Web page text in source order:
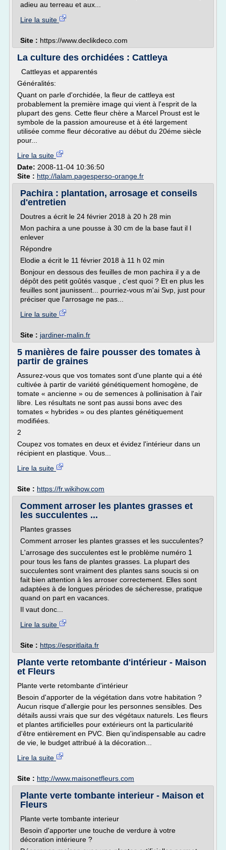
adieu au terreau et aux...
Lire la suite
Site : https://www.declikdeco.com
La culture des orchidées : Cattleya
Cattleyas et apparentés
Généralités:
Quant on parle d'orchidée, la fleur de cattleya est
probablement la première image qui vient à l'esprit de la
plupart des gens. Cette fleur chère a Marcel Proust est le
symbole de la passion amoureuse et à été largement
utilisée comme fleur décorative au début du 20éme siècle
pour...
Lire la suite
Date: 2008-11-04 10:36:50
Site : http://lalam.pagesperso-orange.fr
Pachira : plantation, arrosage et conseils
d'entretien
Doutres a écrit le 24 février 2018 à 20 h 28 min
Mon pachira a une pousse à 30 cm de la base faut il l
enlever
Répondre
Elodie a écrit le 11 février 2018 à 11 h 02 min
Bonjour en dessous des feuilles de mon pachira il y a de
dépôt des petit goûtés vasque , c'est quoi ? Et en plus les
feuilles sont jaunissent... pourriez-vous m'ai Svp, just pour
préciser que l'arrosage ne pas...
Lire la suite
Site : jardiner-malin.fr
5 manières de faire pousser des tomates à
partir de graines
Assurez-vous que vos tomates sont d'une plante qui a été
cultivée à partir de variété génétiquement homogène, de
tomate « ancienne » ou de semences à pollinisation à l'air
libre. Les résultats ne sont pas aussi bons avec des
tomates « hybrides » ou des plantes génétiquement
modifiées.
2
Coupez vos tomates en deux et évidez l'intérieur dans un
récipient en plastique. Vous...
Lire la suite
Site : https://fr.wikihow.com
Comment arroser les plantes grasses et
les succulentes ...
Plantes grasses
Comment arroser les plantes grasses et les succulentes?
L'arrosage des succulentes est le problème numéro 1
pour tous les fans de plantes grasses. La plupart des
succulentes sont vraiment des plantes sans soucis si on
fait bien attention à les arroser correctement. Elles sont
adaptées à de longues périodes de sécheresse, pratique
quand on part en vacances.
Il vaut donc...
Lire la suite
Site : https://espritlaita.fr
Plante verte retombante d'intérieur - Maison
et Fleurs
Plante verte retombante d'intérieur
Besoin d'apporter de la végétation dans votre habitation ?
Aucun risque d'allergie pour les personnes sensibles. Des
détails aussi vrais que sur des végétaux naturels. Les fleurs
et plantes artificielles pour extérieurs ont la particularité
d'être entièrement en PVC. Bien qu'indispensable au cadre
de vie, le budget attribué à la décoration...
Lire la suite
Site : http://www.maisonetfleurs.com
Plante verte tombante interieur - Maison et
Fleurs
Plante verte tombante interieur
Besoin d'apporter une touche de verdure à votre
décoration intérieure ?